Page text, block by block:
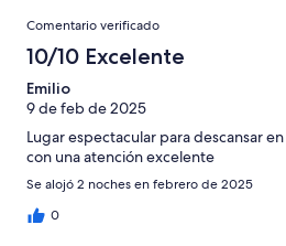
puntuación
Normal
una
puntuación
Mediocre
una
puntuación
de
Horrible
Comentarios
Comentario verificado
10/10 Excelente
Emilio
9 de feb de 2025
Lugar espectacular para descansar
con una atención excelente
Se alojó 2 noches en febrero de 2025
0